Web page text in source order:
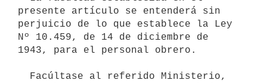
presente artículo se entenderá sin
perjuicio de lo que establece la Ley
Nº 10.459, de 14 de diciembre de
1943, para el personal obrero.